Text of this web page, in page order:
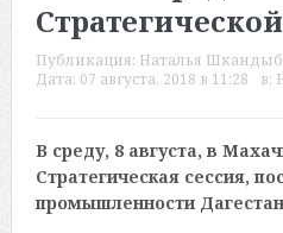
Публикация: Наталья
Дата: 07 августа, 2018 в 11:28 в:
В среду, 8 августа, в
Стратегическая сессия,
промышленности